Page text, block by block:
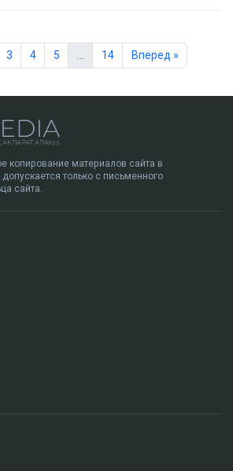
3 4 5 … 14 Вперед »
копирование материалов сайта в
только с письменного
сайта.